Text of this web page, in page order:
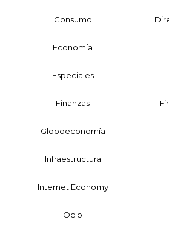
Consumo
Economía
Especiales
Finanzas
Globoeconomía
Infraestructura
Internet Economy
Ocio